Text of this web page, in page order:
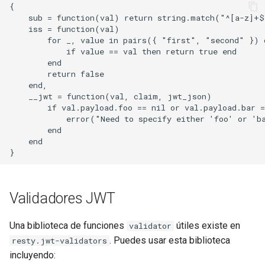
set-misc
slowfs
small-light
sorted-args
srcache
srt
statsd
{
sub = function(val) return string.match("^[a-
    iss = function(val)
for _, value in pairs({ "first", "second" })
            if value == val then return true end
        end
        return false
    end,
    __jwt = function(val, claim, jwt_json)
if val.payload.foo == nil or val.payload.bar
error("Need to specify either 'foo' or
        end
    end
Validadores JWT
Una biblioteca de funciones validator útiles existe en
resty.jwt-validators . Puedes usar esta biblioteca
incluyendo: